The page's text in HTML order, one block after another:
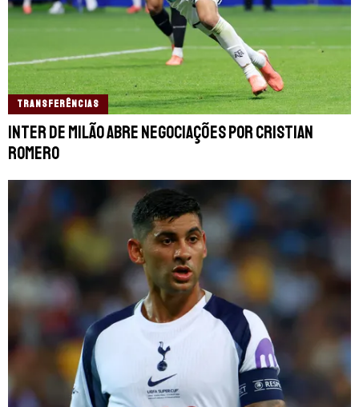
TRANSFERÊNCIAS
Inter de Milão abre negociações por Cristian
Romero